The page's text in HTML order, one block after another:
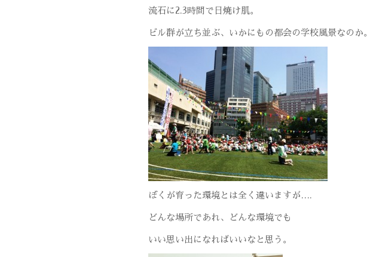
流石に2.3時間で日焼け肌。
ビル群が立ち並ぶ、いかにもの都会の学校風景なのか。
ぼくが育った環境とは全く違いますが….
どんな場所であれ、どんな環境でも
いい思い出になればいいなと思う。